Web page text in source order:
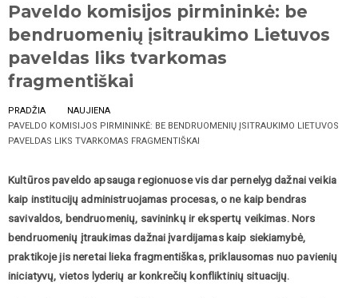
Paveldo komisijos pirmininkė: be
bendruomenių įsitraukimo Lietuvos
paveldas liks tvarkomas
fragmentiškai
PRADŽIA
NAUJIENA
PAVELDO KOMISIJOS PIRMININKĖ: BE BENDRUOMENIŲ ĮSITRAUKIMO LIETUVOS
PAVELDAS LIKS TVARKOMAS FRAGMENTIŠKAI
Kultūros paveldo apsauga regionuose vis dar pernelyg dažnai veikia
kaip institucijų administruojamas procesas, o ne kaip bendras
savivaldos, bendruomenių, savininkų ir ekspertų veikimas. Nors
bendruomenių įtraukimas dažnai įvardijamas kaip siekiamybė,
praktikoje jis neretai lieka fragmentiškas, priklausomas nuo pavienių
iniciatyvų, vietos lyderių ar konkrečių konfliktinių situacijų.